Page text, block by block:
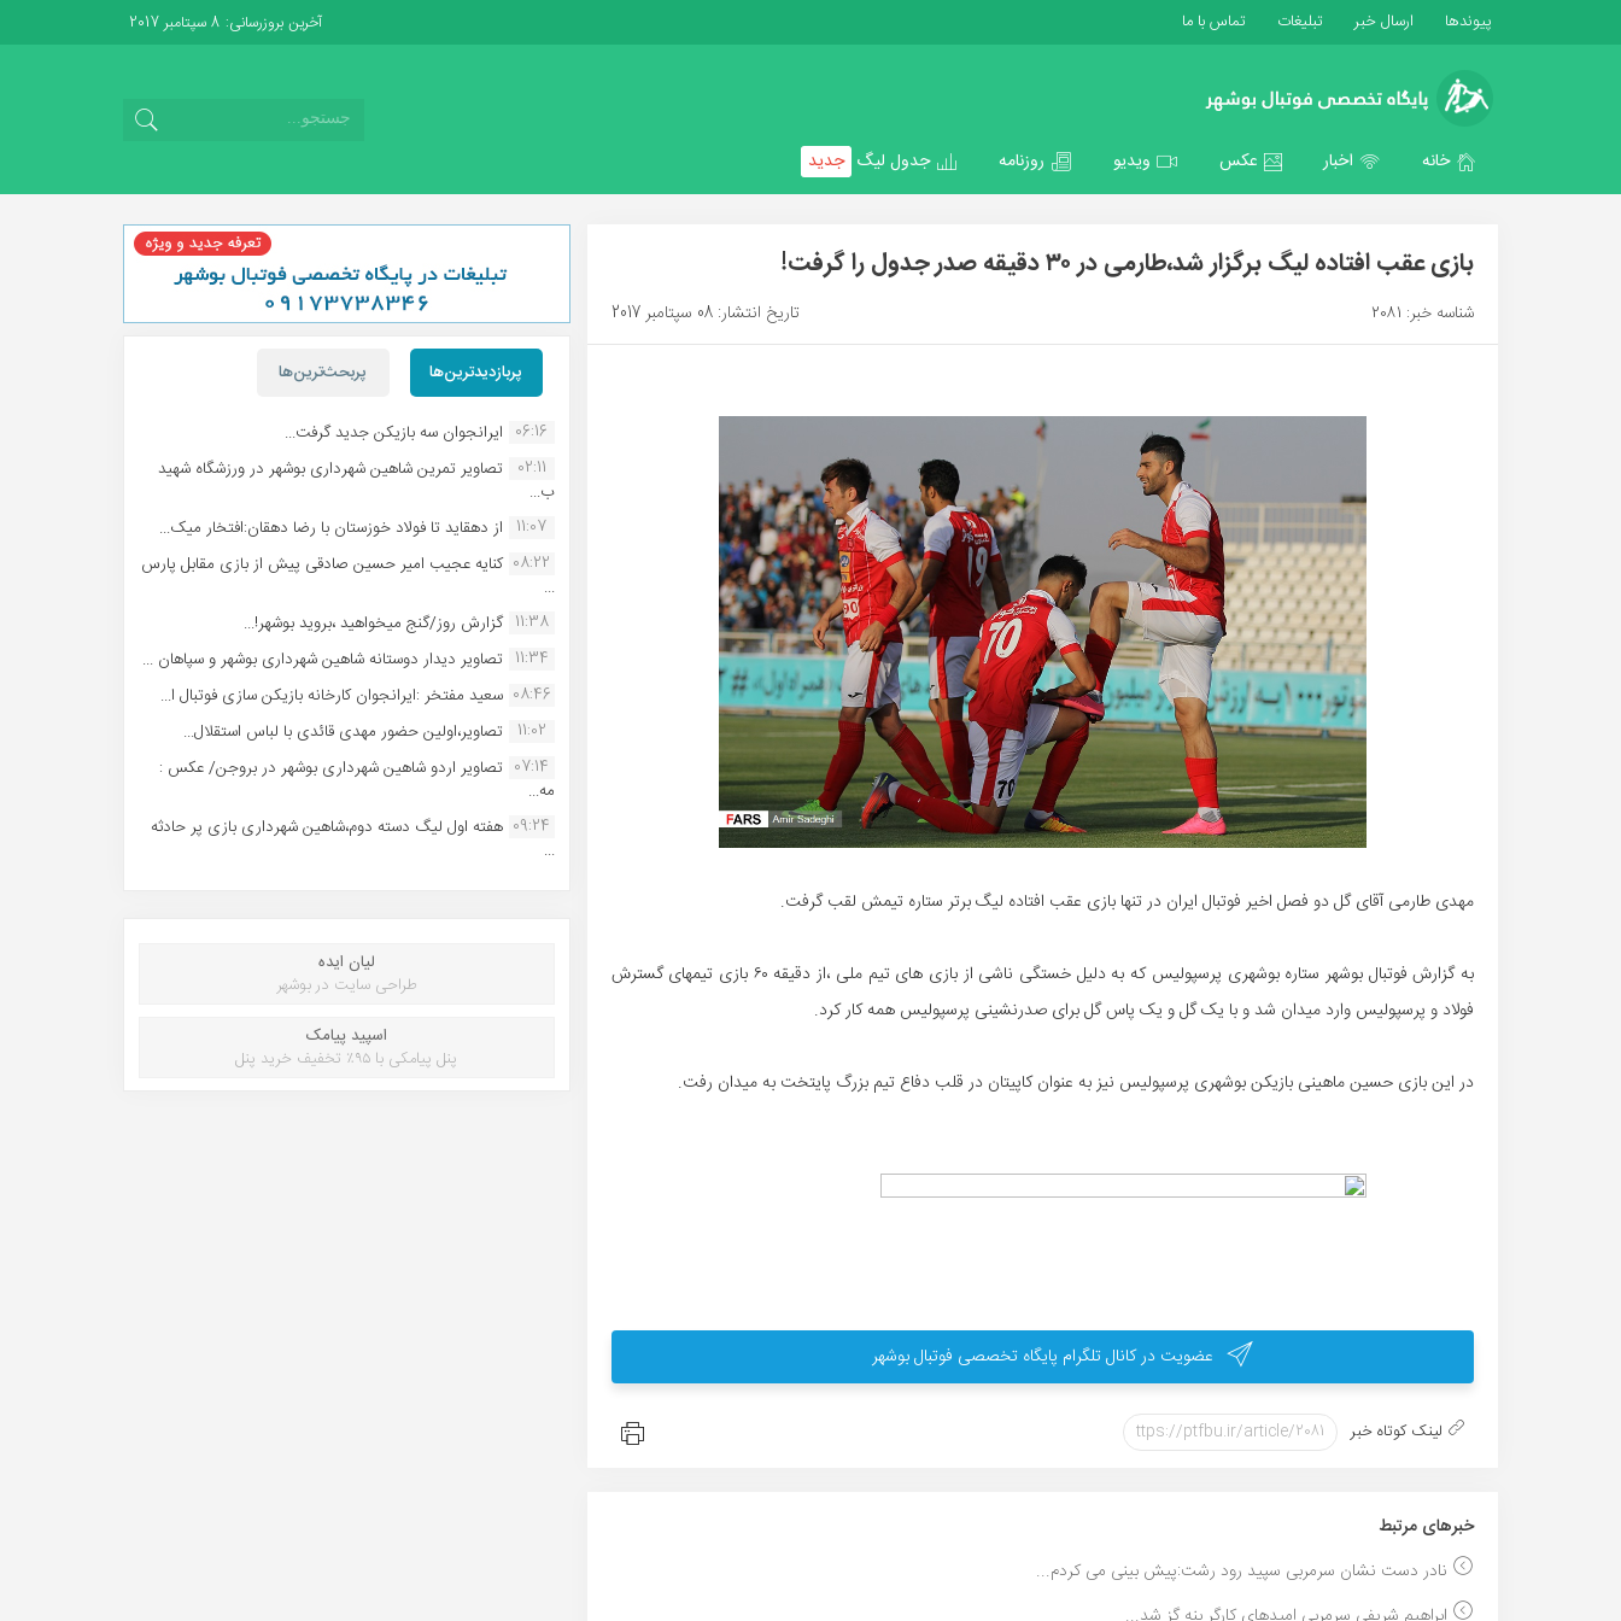
پیوندها ارسال خبر تبلیغات تماس با ما آخرین بروزرسانی: 8 سپتامبر 2017
خانه اخبار عکس ویدیو روزنامه جدول لیگ جدید
بازی عقب افتاده لیگ برگزار شد،طارمی در ۳۰ دقیقه صدر جدول را گرفت!
شناسه خبر: 2081 تاریخ انتشار: 08 سپتامبر 2017
مهدی طارمی آقای گل دو فصل اخیر فوتبال ایران در تنها بازی عقب افتاده لیگ برتر ستاره تیمش لقب گرفت.
به گزارش فوتبال بوشهر ستاره بوشهری پرسپولیس که به دلیل خستگی ناشی از بازی های تیم ملی ،از دقیقه ۶۰ بازی تیمهای گسترش
فولاد و پرسپولیس وارد میدان شد و با یک گل و یک پاس گل برای صدرنشینی پرسپولیس همه کار کرد.
در این بازی حسین ماهینی بازیکن بوشهری پرسپولیس نیز به عنوان کاپیتان در قلب دفاع تیم بزرگ پایتخت به میدان رفت.
عضویت در کانال تلگرام پایگاه تخصصی فوتبال بوشهر
لینک کوتاه خبر
خبر‌های مرتبط
نادر دست نشان سرمربی سپید رود رشت:پیش بینی می کردم...
پربازدیدترین‌ها پربحث‌ترین‌ها
06:16 ایرانجوان سه بازیکن جدید گرفت...
02:11
تصاویر تمرین شاهین شهردارى بوشهر در ورزشگاه شهید
ب...
11:07 از دهقاید تا فولاد خوزستان با رضا دهقان:افتخار میک...
08:22 کنایه عجیب امیر حسین صادقی پیش از بازی مقابل پارس
...
11:38 گزارش روز/گنج میخواهید ،بروید بوشهر!...
11:34 تصاویر دیدار دوستانه شاهین شهردارى بوشهر و سپاهان ...
08:46 سعید مفتخر :ایرانجوان کارخانه بازیکن سازی فوتبال ا...
11:02
تصاویر،اولین حضور مهدی قائدی با لباس استقلال...
07:14 تصاویر اردو شاهین شهرداری بوشهر در بروجن/ عکس :
مه...
09:24 هفته اول لیگ دسته دوم،شاهین شهرداری بازی پر حادثه
...
لیان ایده
طراحی سایت در بوشهر
اسپید پیامک
پنل پیامکی با ۹۵٪ تخفیف خرید پنل